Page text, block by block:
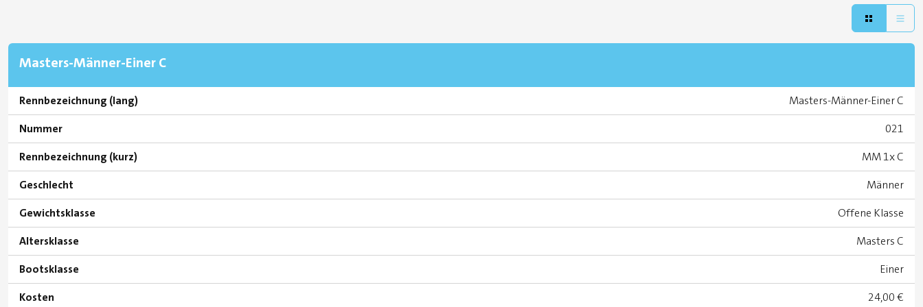
Masters-Männer-Einer C
Rennbezeichnung (lang)
Masters-Männer-Einer C
Nummer
021
Rennbezeichnung (kurz)
MM 1x C
Geschlecht
Männer
Gewichtsklasse
Offene Klasse
Altersklasse
Masters C
Bootsklasse
Einer
Kosten
24,00 €